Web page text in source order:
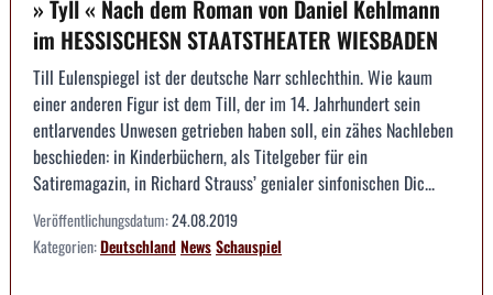
» Tyll « Nach dem Roman von Daniel Kehlmann
im HESSISCHESN STAATSTHEATER WIESBADEN
Till Eulenspiegel ist der deutsche Narr schlechthin. Wie kaum
einer anderen Figur ist dem Till, der im 14. Jahrhundert sein
entlarvendes Unwesen getrieben haben soll, ein zähes Nachleben
beschieden: in Kinderbüchern, als Titelgeber für ein
Satiremagazin, in Richard Strauss’ genialer sinfonischen Dic...
Veröffentlichungsdatum:24.08.2019
Kategorien:DeutschlandNewsSchauspiel